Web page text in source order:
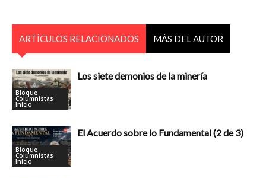
ARTÍCULOS RELACIONADOS MÁS DEL AUTOR
Bloque
Columnistas
Inicio
Los siete demonios de la minería
Bloque
Columnistas
Inicio
El Acuerdo sobre lo Fundamental (2 de 3)